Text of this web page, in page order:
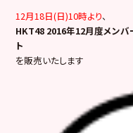
12月18日(日)10時より、
HKT48 2016年12月度メンバ
ト
を販売いたします